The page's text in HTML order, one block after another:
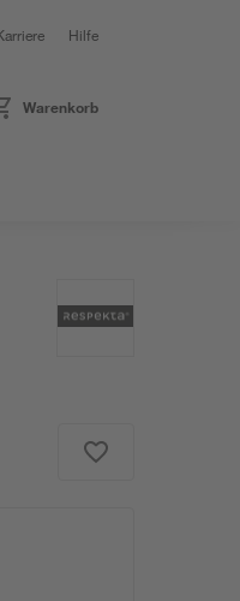
Hilfe
Warenkorb